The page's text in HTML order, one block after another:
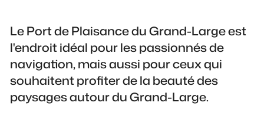
Le Port de Plaisance du Grand-Large est
l'endroit idéal pour les passionnés de
navigation, mais aussi pour ceux qui
souhaitent profiter de la beauté des
paysages autour du Grand-Large.